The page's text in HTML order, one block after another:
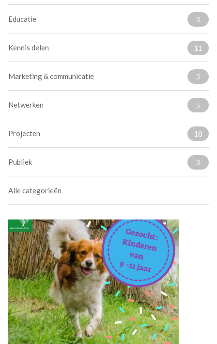
Educatie 3
Kennis delen 11
Marketing & communicatie 3
Netwerken 5
Projecten 18
Publiek 3
Alle categorieën